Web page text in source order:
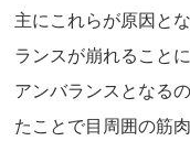
主にこれらが原因と
ランスが崩れること
アンバランスとなる
たことで目周囲の筋